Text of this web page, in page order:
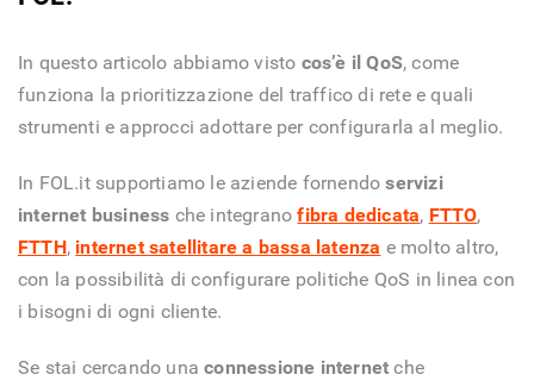
In questo articolo abbiamo visto cos’è il QoS, come
funziona la prioritizzazione del traffico di rete e quali
strumenti e approcci adottare per configurarla al meglio.
In FOL.it supportiamo le aziende fornendoservizi
internet business che integranofibra dedicata, FTTO,
FTTH, internet satellitare a bassa latenza e molto altro,
con la possibilità di configurare politiche QoS in linea con
i bisogni di ogni cliente.
Se stai cercando unaconnessione internetche